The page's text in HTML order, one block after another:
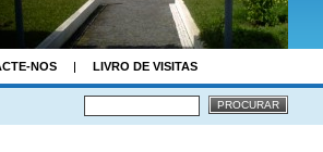
NOS LIVRO DE VISITAS